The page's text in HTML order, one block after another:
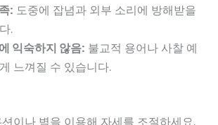
: 도중에 잡념과 외부 소리에 방해받을
.
익숙하지 않음: 불교적 용어나 사찰 예
느껴질 수 있습니다.